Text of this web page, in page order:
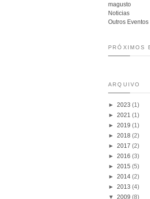
magusto
Noticias
Outros Eventos
PRÓXIMOS
ARQUIVO
► 2023 (1)
► 2021 (1)
► 2019 (1)
► 2018 (2)
► 2017 (2)
► 2016 (3)
► 2015 (5)
► 2014 (2)
► 2013 (4)
▼ 2009 (8)